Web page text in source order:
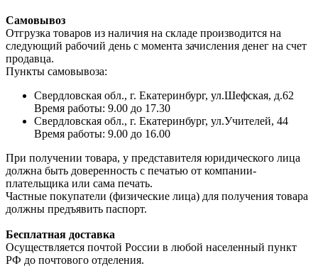
Самовывоз
Отгрузка товаров из наличия на складе производится на
следующий рабочий день с момента зачисления денег на счет
продавца.
Пункты самовывоза:
Свердловская обл., г. Екатеринбург, ул.Шефская, д.62
Время работы: 9.00 до 17.30
Свердловская обл., г. Екатеринбург, ул.Учителей, 44
Время работы: 9.00 до 16.00
При получении товара, у представителя юридического лица
должна быть доверенность с печатью от компании-
плательщика или сама печать.
Частные покупатели (физические лица) для получения товара
должны предъявить паспорт.
Бесплатная доставка
Осуществляется почтой России в любой населенный пункт
РФ до почтового отделения.